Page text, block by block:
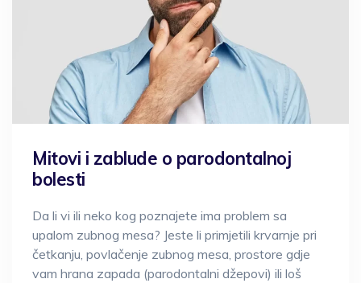
Mitovi i zablude o parodontalnoj
bolesti
Da li vi ili neko kog poznajete ima problem sa
upalom zubnog mesa? Jeste li primjetili krvarnje pri
četkanju, povlačenje zubnog mesa, prostore gdje
vam hrana zapada (parodontalni džepovi) ili loš